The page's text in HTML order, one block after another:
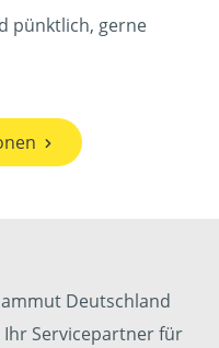
pünktlich, gerne
Deutschland
Ihr Servicepartner für